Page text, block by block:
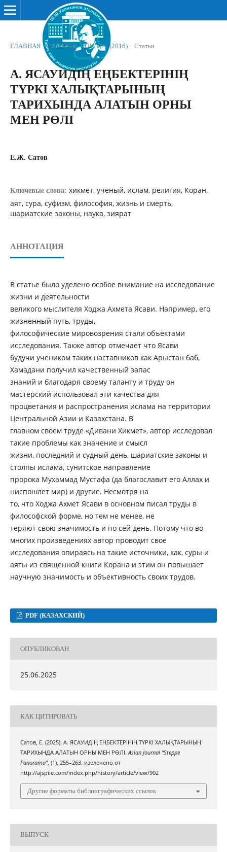
ГЛАВНАЯ / АРХИВЫ / ТОМ № 1 (2016) / Статьи
А. ЯСАУИДІҢ ЕҢБЕКТЕРІНІҢ
ТҮРКІ ХАЛЫҚТАРЫНЫҢ
ТАРИХЫНДА АЛАТЫН ОРНЫ
МЕН РӨЛІ
Е.Ж. Сатов
Ключевые слова: хикмет, ученый, ислам, религия, Коран,
аят, сура, суфизм, философия, жизнь и смерть,
шариатские законы, наука, зиярат
АННОТАЦИЯ
В статье было уделено особое внимание на исследование
жизни и деятельности
великого мыслителя Ходжа Ахмета Ясави. Например, его
жизненный путь, труды,
философические мировозрения стали объектами
исследования. Также автор отмечает что Ясави
будучи учеником таких наставников как Арыстан баб,
Хамадани получил качественный запас
знаний и благодаря своему таланту и труду он
мастерский использовал эти качества для
процветания и распространения ислама на территории
Центральной Азии и Казахстана. В
главном своем труде «Дивани Хикмет», автор исследовал
такие проблемы как значение и смысл
жизни, последний и судный день, шариатские законы и
столпы ислама, сунитское направление
пророка Мухаммад Мустафа (да благославит его Аллах и
ниспошлет мир) и другие. Несмотря на
то, что Ходжа Ахмет Ясави в основном писал труды в
философской форме, но тем не менее, не
теряют свою значимость и по сей день. Потому что во
многих произведениях автор проводит свое
исследования опираясь на такие источники, как, суры и
аяты из священной книги Корана и этим он повышает
научную значимость и объективность своих трудов.
PDF (КАЗАХСКИЙ)
ОПУБЛИКОВАН
25.06.2025
КАК ЦИТИРОВАТЬ
Сатов, Е. (2025). А. ЯСАУИДІҢ ЕҢБЕКТЕРІНІҢ ТҮРКІ ХАЛЫҚТАРЫНЫҢ
ТАРИХЫНДА АЛАТЫН ОРНЫ МЕН РӨЛІ.Asian Journal "Steppe
Panorama", (1), 255–263. извлечено от
http://ajspiie.com/index.php/history/article/view/902
Другие форматы библиографических ссылок
ВЫПУСК